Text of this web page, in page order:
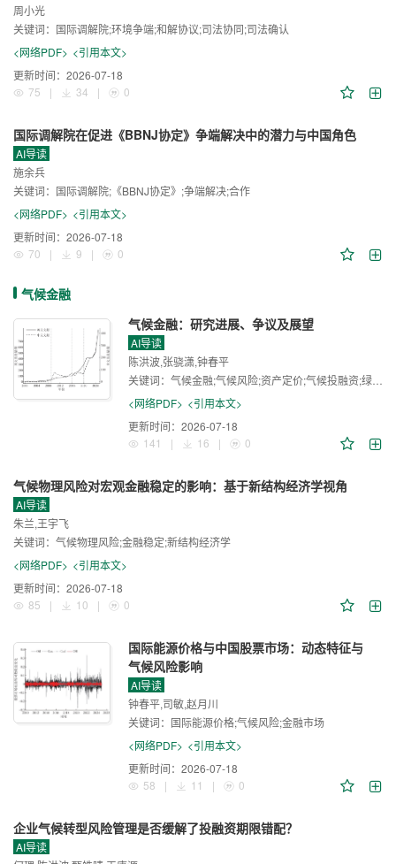
周小光
关键词： 国际调解院;环境争端;和解协议;司法协同;司法确认
<网络PDF> <引用本文>
更新时间： 2026-07-18
75
| 34 | 0
国际调解院在促进《BBNJ协定》争端解决中的潜力与中国角色
AI导读
施余兵
关键词： 国际调解院;《BBNJ协定》;争端解决;合作
<网络PDF> <引用本文>
更新时间： 2026-07-18
70
| 9 | 0
气候金融
气候金融：研究进展、争议及展望
AI导读
陈洪波,张骁潇,钟春平
关键词： 气候金融;气候风险;资产定价;气候投融资;绿色金融
<网络PDF> <引用本文>
更新时间： 2026-07-18
141
| 16 | 0
气候物理风险对宏观金融稳定的影响：基于新结构经济学视角
AI导读
朱兰,王宇飞
关键词： 气候物理风险;金融稳定;新结构经济学
<网络PDF> <引用本文>
更新时间： 2026-07-18
85
| 10 | 0
国际能源价格与中国股票市场：动态特征与
气候风险影响
AI导读
钟春平,司敏,赵月川
关键词： 国际能源价格;气候风险;金融市场
<网络PDF> <引用本文>
更新时间： 2026-07-18
58
| 11 | 0
企业气候转型风险管理是否缓解了投融资期限错配？
AI导读